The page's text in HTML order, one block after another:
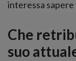
interessa
Che
suo